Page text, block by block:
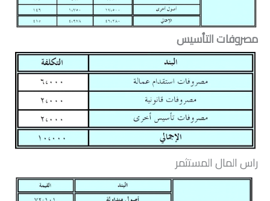
مصروفات التأسيس
راس المال المستثمر